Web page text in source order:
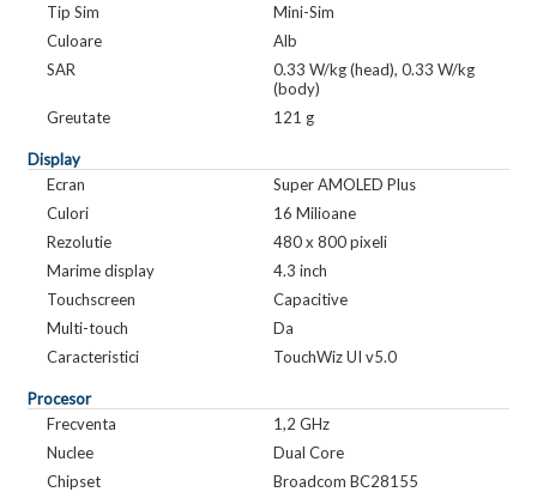
Tip Sim
Mini-Sim
Culoare
Alb
SAR
0.33 W/kg (head), 0.33 W/kg
(body)
Greutate
121 g
Display
Ecran
Super AMOLED Plus
Culori
16 Milioane
Rezolutie
480 x 800 pixeli
Marime display
4.3 inch
Touchscreen
Capacitive
Multi-touch
Da
Caracteristici
TouchWiz UI v5.0
Procesor
Frecventa
1,2 GHz
Nuclee
Dual Core
Chipset
Broadcom BC28155